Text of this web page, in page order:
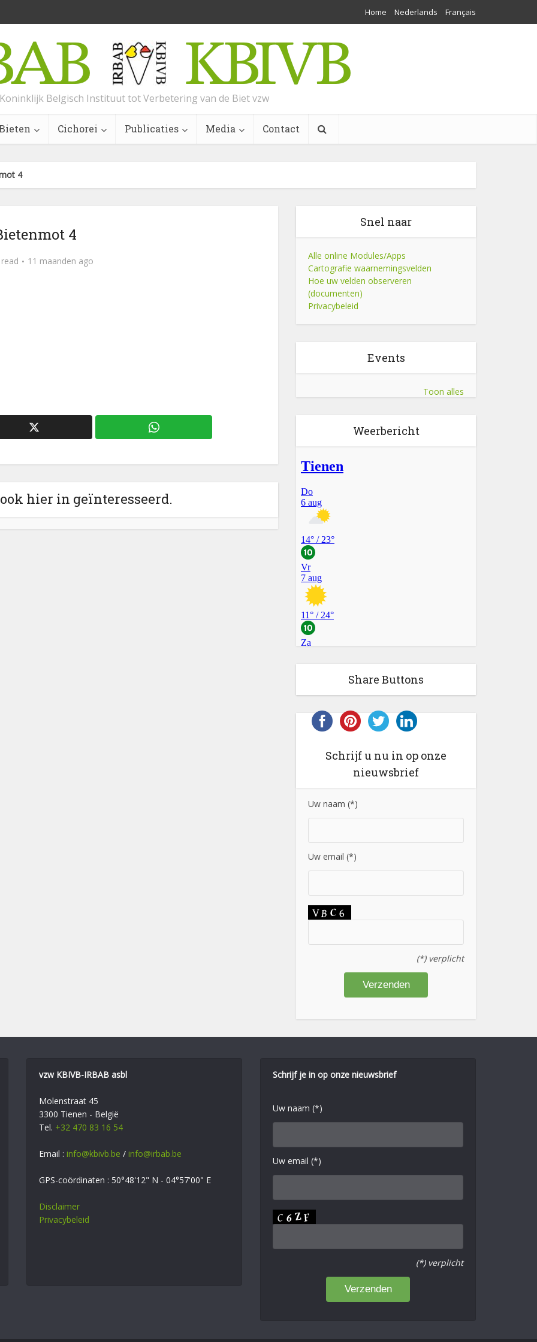
Home Nederlands Français
Koninklijk Belgisch Instituut tot Verbetering van de Biet vzw
Cichorei Publicaties Media Contact
4
4
11 maanden ago
hier in geïnteresseerd.
Snel naar
Alle online Modules/Apps
Cartografie waarnemingsvelden
Hoe uw velden observeren
(documenten)
Privacybeleid
Events
Toon alles
Weerbericht
Share Buttons
Schrijf u nu in op onze
nieuwsbrief
Uw naam (*)
Uw email (*)
(*) verplicht
vzw KBIVB-IRBAB asbl
Molenstraat 45
3300 Tienen - België
Tel. +32 470 83 16 54
Email : info@kbivb.be / info@irbab.be
GPS-coördinaten : 50°48'12" N - 04°57'00" E
Disclaimer
Privacybeleid
Schrijf je in op onze nieuwsbrief
Uw naam (*)
Uw email (*)
(*) verplicht